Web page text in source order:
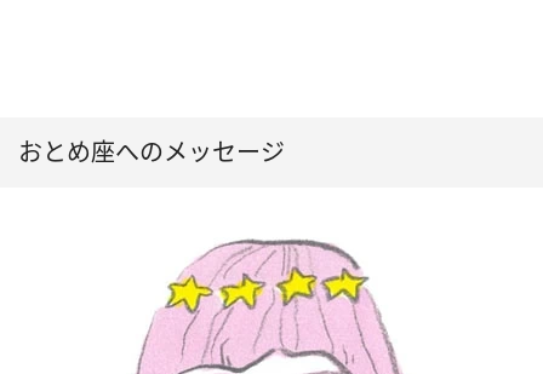
おとめ座へのメッセージ